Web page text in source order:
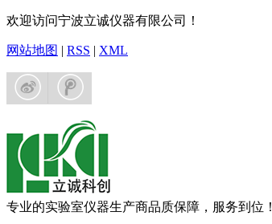
欢迎访问宁波立诚仪器有限公司！
网站地图 | RSS | XML
专业的实验室仪器生产商品质保障，服务到位！